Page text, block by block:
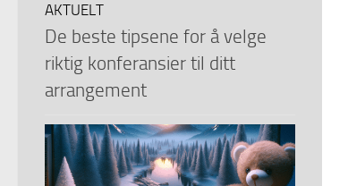
AKTUELT
De beste tipsene for å velge
riktig konferansier til ditt
arrangement